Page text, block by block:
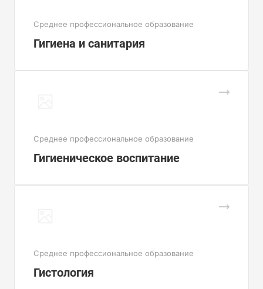
Cреднее профессиональное образование
Гигиена и санитария
Cреднее профессиональное образование
Гигиеническое воспитание
Cреднее профессиональное образование
Гистология